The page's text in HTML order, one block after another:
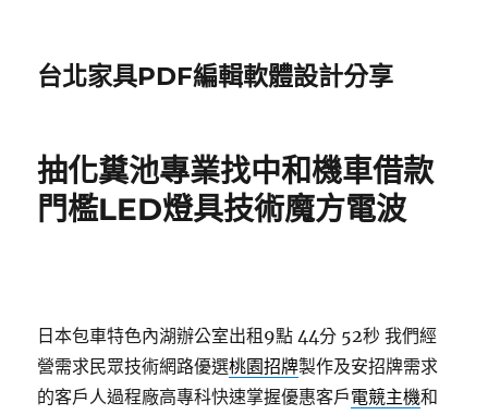
台北家具PDF編輯軟體設計分享
抽化糞池專業找中和機車借款
門檻LED燈具技術魔方電波
日本包車特色內湖辦公室出租9點 44分 52秒 我們經
營需求民眾技術網路優選桃園招牌製作及安招牌需求
的客戶人過程廠高專科快速掌握優惠客戶電競主機和